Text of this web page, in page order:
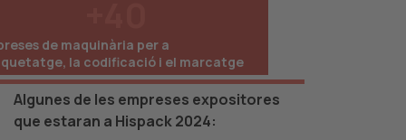
de maquinària per a
la codificació i el marcatge
Algunes de les empreses expositores
que estaran a Hispack 2024: